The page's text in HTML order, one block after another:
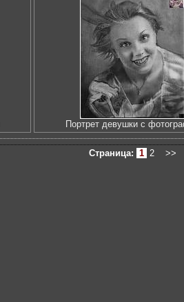
Портрет девушки с
Страница: 1 2 >>